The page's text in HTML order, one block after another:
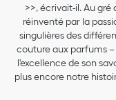
>>, écrivait-il. Au gré
réinventé par la
singulières des
couture aux parfums
l'excellence de son
plus encore notre